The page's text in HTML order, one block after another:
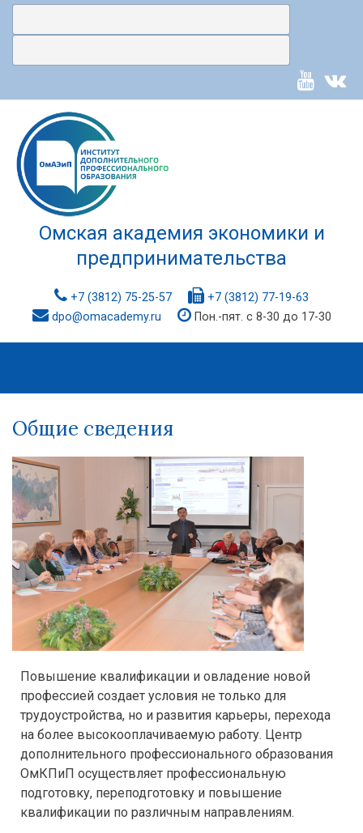
Омская академия экономики и
предпринимательства
+7 (3812) 75-25-57
+7 (3812) 77-19-63
dpo@omacademy.ru
Пон.-пят. с 8-30 до 17-30
Общие сведения
Повышение квалификации и овладение новой
профессией создает условия не только для
трудоустройства, но и развития карьеры, перехода
на более высокооплачиваемую работу. Центр
дополнительного профессионального образования
ОмКПиП осуществляет профессиональную
подготовку, переподготовку и повышение
квалификации по различным направлениям.